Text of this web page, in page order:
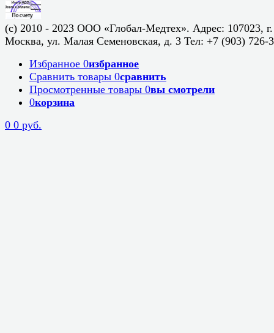
(c) 2010 - 2023 ООО «Глобал-Медтех». Адрес: 107023, г.
Москва, ул. Малая Семеновская, д. 3 Тел: +7 (903) 726-
Избранное 0избранное
Сравнить товары 0сравнить
Просмотренные товары 0вы смотрели
0корзина
0 0 руб.